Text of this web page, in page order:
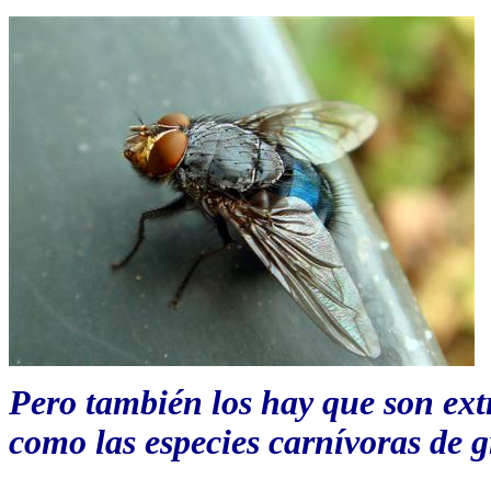
Pero también los hay que son
como las especies carnívoras